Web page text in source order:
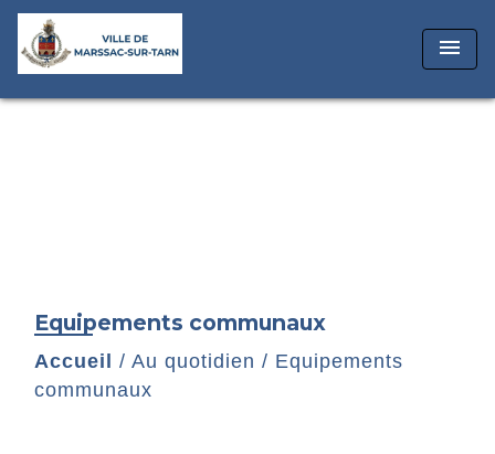
menu
Equipements communaux
Accueil / Au quotidien / Equipements
communaux